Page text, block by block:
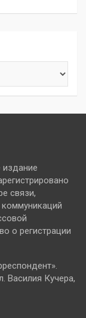
связи,
о регистрации
Василия Кучера,